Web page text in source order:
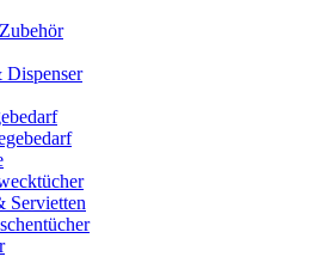
Dispenser
Servietten